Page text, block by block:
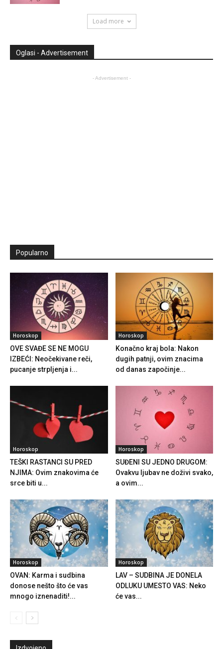
Load more
Oglasi - Advertisement
- Advertisement -
Popularno
Horoskop
OVE SVAĐE SE NE MOGU
IZBEĆI: Neočekivane reči,
pucanje strpljenja i...
Horoskop
Konačno kraj bola: Nakon
dugih patnji, ovim znacima
od danas započinje...
Horoskop
TEŠKI RASTANCI SU PRED
NJIMA: Ovim znakovima će
srce biti u...
Horoskop
SUĐENI SU JEDNO DRUGOM:
Ovakvu ljubav ne doživi svako,
a ovim...
Horoskop
OVAN: Karma i sudbina
donose nešto što će vas
mnogo iznenaditi!...
Horoskop
LAV – SUDBINA JE DONELA
ODLUKU UMESTO VAS: Neko
će vas...